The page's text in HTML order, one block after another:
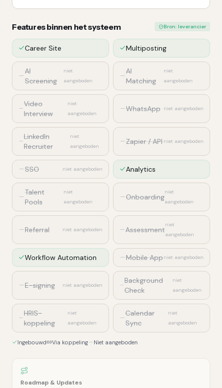
Features binnen het systeem Bron: leverancier
Career Site Multiposting
AI
Screening
niet
aangeboden
AI
Matching
niet
aangeboden
Video
Interview
niet
aangeboden
WhatsApp niet aangeboden
LinkedIn
Recruiter
niet
aangeboden
Zapier / API niet aangeboden
SSO niet aangeboden Analytics
Talent
Pools
niet
aangeboden
Onboarding
niet
aangeboden
Referral niet aangeboden Assessment
niet
aangeboden
Workflow Automation Mobile Appniet aangeboden
E-signing niet aangeboden
Background
Check
niet
aangeboden
HRIS-
koppeling
niet
aangeboden
Calendar
Sync
niet
aangeboden
Ingebouwd Via koppeling Niet aangeboden
Roadmap & Updates